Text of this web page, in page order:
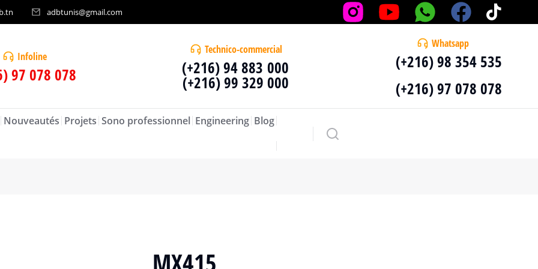
adbtunis@gmail.com
Infoline
97 078 078
Technico-commercial
(+216) 94 883 000
(+216) 99 329 000
Whatsapp
(+216) 98 354 535
(+216) 97 078 078
Nouveautés Projets Sono professionnel Engineering Blog